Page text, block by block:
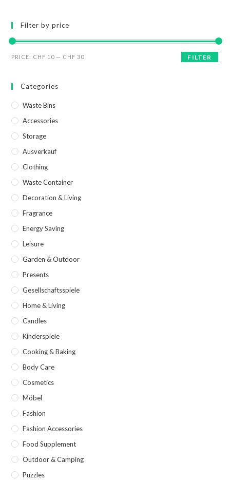
Filter by price
FILTER
PRICE: CHF 10 — CHF 30
Categories
Waste Bins
Accessories
Storage
Ausverkauf
Clothing
Waste Container
Decoration & Living
Fragrance
Energy Saving
Leisure
Garden & Outdoor
Presents
Gesellschaftsspiele
Home & Living
Candles
Kinderspiele
Cooking & Baking
Body Care
Cosmetics
Möbel
Fashion
Fashion Accessories
Food Supplement
Outdoor & Camping
Puzzles